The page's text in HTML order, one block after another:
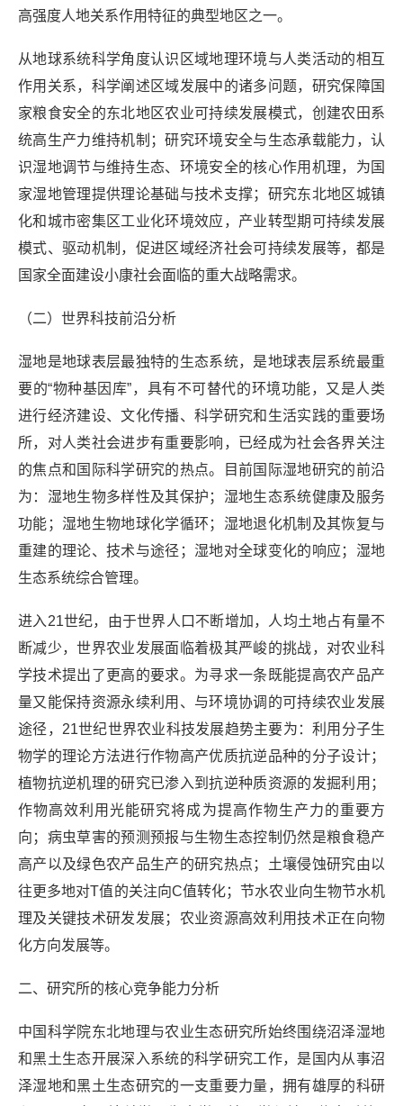
高强度人地关系作用特征的典型地区之一。
从地球系统科学角度认识区域地理环境与人类活动的相互
作用关系，科学阐述区域发展中的诸多问题，研究保障国
家粮食安全的东北地区农业可持续发展模式，创建农田系
统高生产力维持机制；研究环境安全与生态承载能力，认
识湿地调节与维持生态、环境安全的核心作用机理，为国
家湿地管理提供理论基础与技术支撑；研究东北地区城镇
化和城市密集区工业化环境效应，产业转型期可持续发展
模式、驱动机制，促进区域经济社会可持续发展等，都是
国家全面建设小康社会面临的重大战略需求。
（二）世界科技前沿分析
湿地是地球表层最独特的生态系统，是地球表层系统最重
要的“物种基因库”，具有不可替代的环境功能，又是人类
进行经济建设、文化传播、科学研究和生活实践的重要场
所，对人类社会进步有重要影响，已经成为社会各界关注
的焦点和国际科学研究的热点。目前国际湿地研究的前沿
为：湿地生物多样性及其保护；湿地生态系统健康及服务
功能；湿地生物地球化学循环；湿地退化机制及其恢复与
重建的理论、技术与途径；湿地对全球变化的响应；湿地
生态系统综合管理。
进入21世纪，由于世界人口不断增加，人均土地占有量不
断减少，世界农业发展面临着极其严峻的挑战，对农业科
学技术提出了更高的要求。为寻求一条既能提高农产品产
量又能保持资源永续利用、与环境协调的可持续农业发展
途径，21世纪世界农业科技发展趋势主要为：利用分子生
物学的理论方法进行作物高产优质抗逆品种的分子设计；
植物抗逆机理的研究已渗入到抗逆种质资源的发掘利用；
作物高效利用光能研究将成为提高作物生产力的重要方
向；病虫草害的预测预报与生物生态控制仍然是粮食稳产
高产以及绿色农产品生产的研究热点；土壤侵蚀研究由以
往更多地对T值的关注向C值转化；节水农业向生物节水机
理及关键技术研发发展；农业资源高效利用技术正在向物
化方向发展等。
二、研究所的核心竞争能力分析
中国科学院东北地理与农业生态研究所始终围绕沼泽湿地
和黑土生态开展深入系统的科学研究工作，是国内从事沼
泽湿地和黑土生态研究的一支重要力量，拥有雄厚的科研